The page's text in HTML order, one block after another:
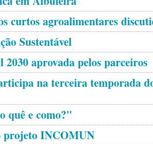
curtos agroalimentares
Sustentável
aprovada pelos parceiros
na terceira temporada
quê e como?"
projeto INCOMUN